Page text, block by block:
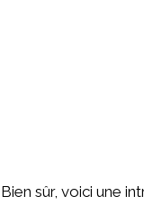
Bien sûr, voici une